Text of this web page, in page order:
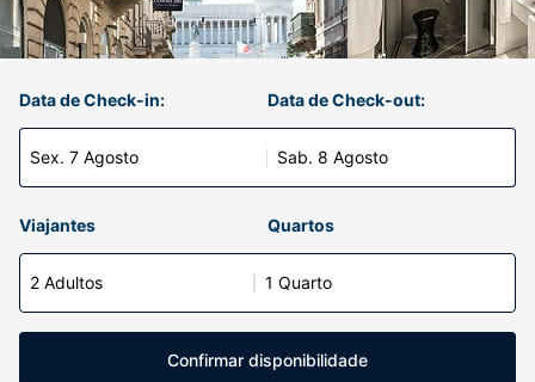
Data de Check-in:
Sex. 7 Agosto
Data de Check-out:
Sab. 8 Agosto
Viajantes Quartos
2 Adultos 1 Quarto
Confirmar disponibilidade